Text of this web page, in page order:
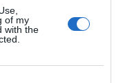
of my
with the